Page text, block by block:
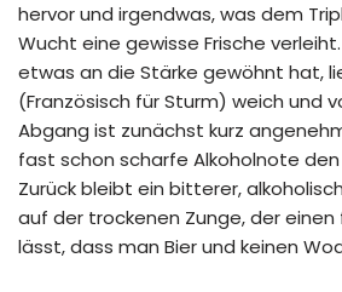
hervor und irgendwas, was dem
Wucht eine gewisse Frische
etwas an die Stärke gewöhnt hat,
(Französisch für Sturm) weich und
Abgang ist zunächst kurz
fast schon scharfe Alkoholnote
Zurück bleibt ein bitterer,
auf der trockenen Zunge, der
lässt, dass man Bier und keinen